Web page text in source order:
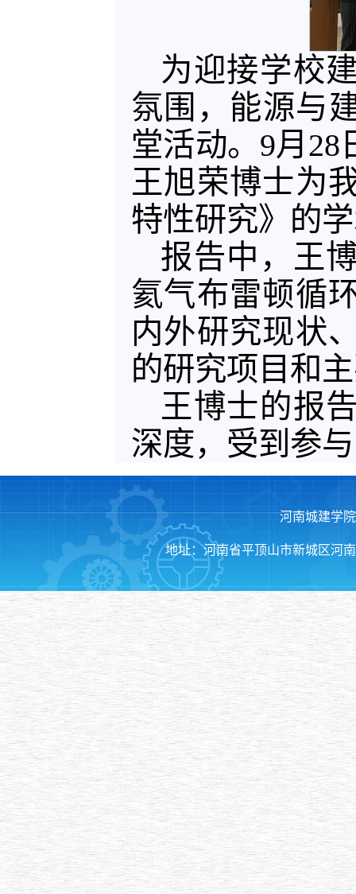
为迎接学校
氛围，能源与
堂活动。9月
王旭荣博士为
特性研究》的
报告中，王
氦气布雷顿循
内外研究现状
的研究项目和
王博士的报
深度，受到参
河南城建学院
地址：河南省平顶山市新城区河